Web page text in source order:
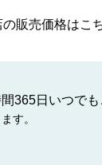
の販売価格はこ
365日いつでも
す。